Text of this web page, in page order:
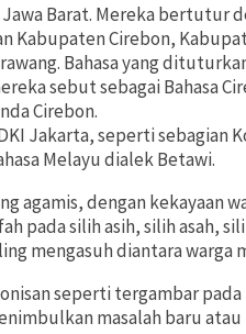
Barat. Mereka bertutur
Kabupaten Cirebon,
Bahasa yang
sebut sebagai Bahasa
Cirebon.
Jakarta, seperti sebagian
Melayu dialek Betawi.
agamis, dengan kekayaan
pada silih asih, silih asah,
mengasuh diantara warga
seperti tergambar pada
masalah baru